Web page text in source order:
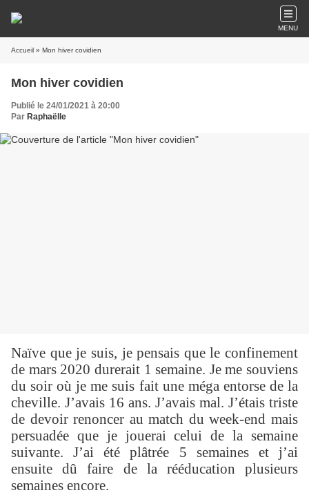
MENU
Accueil » Mon hiver covidien
Mon hiver covidien
Publié le 24/01/2021 à 20:00
Par Raphaëlle
Naïve que je suis, je pensais que le confinement
de mars 2020 durerait 1 semaine. Je me souviens
du soir où je me suis fait une méga entorse de la
cheville. J’avais 16 ans. J’avais mal. J’étais triste
de devoir renoncer au match du week-end mais
persuadée que je jouerai celui de la semaine
suivante. J’ai été plâtrée 5 semaines et j’ai
ensuite dû faire de la rééducation plusieurs
semaines encore.